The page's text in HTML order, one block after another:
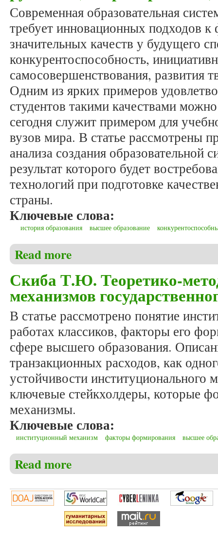
Современная образовательная
требует инновационных подходов
значительных качеств у будущего
конкурентоспособность,
самосовершенствования, развития
Одним из ярких примеров
студентов такими качествами
сегодня служит примером для
вузов мира. В статье рассмотрены
анализа создания
результат которого будет
технологий при подготовке
страны.
Ключевые слова:
история образования высшее образование
Read more
Скиба Т.Ю. Теоретико-
механизмов
В статье рассмотрено понятие
работах классиков, факторы его
сфере высшего образования.
транзакционных расходов, как
устойчивости институционального
ключевые стейкхолдеры, которые
механизмы.
Ключевые слова:
институционный механизм факторы формирования высшее
Read more